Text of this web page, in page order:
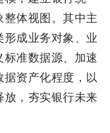
体视图。其中主
成业务对象、业
准数据源、加速
资产化程度，以
放，夯实银行未来